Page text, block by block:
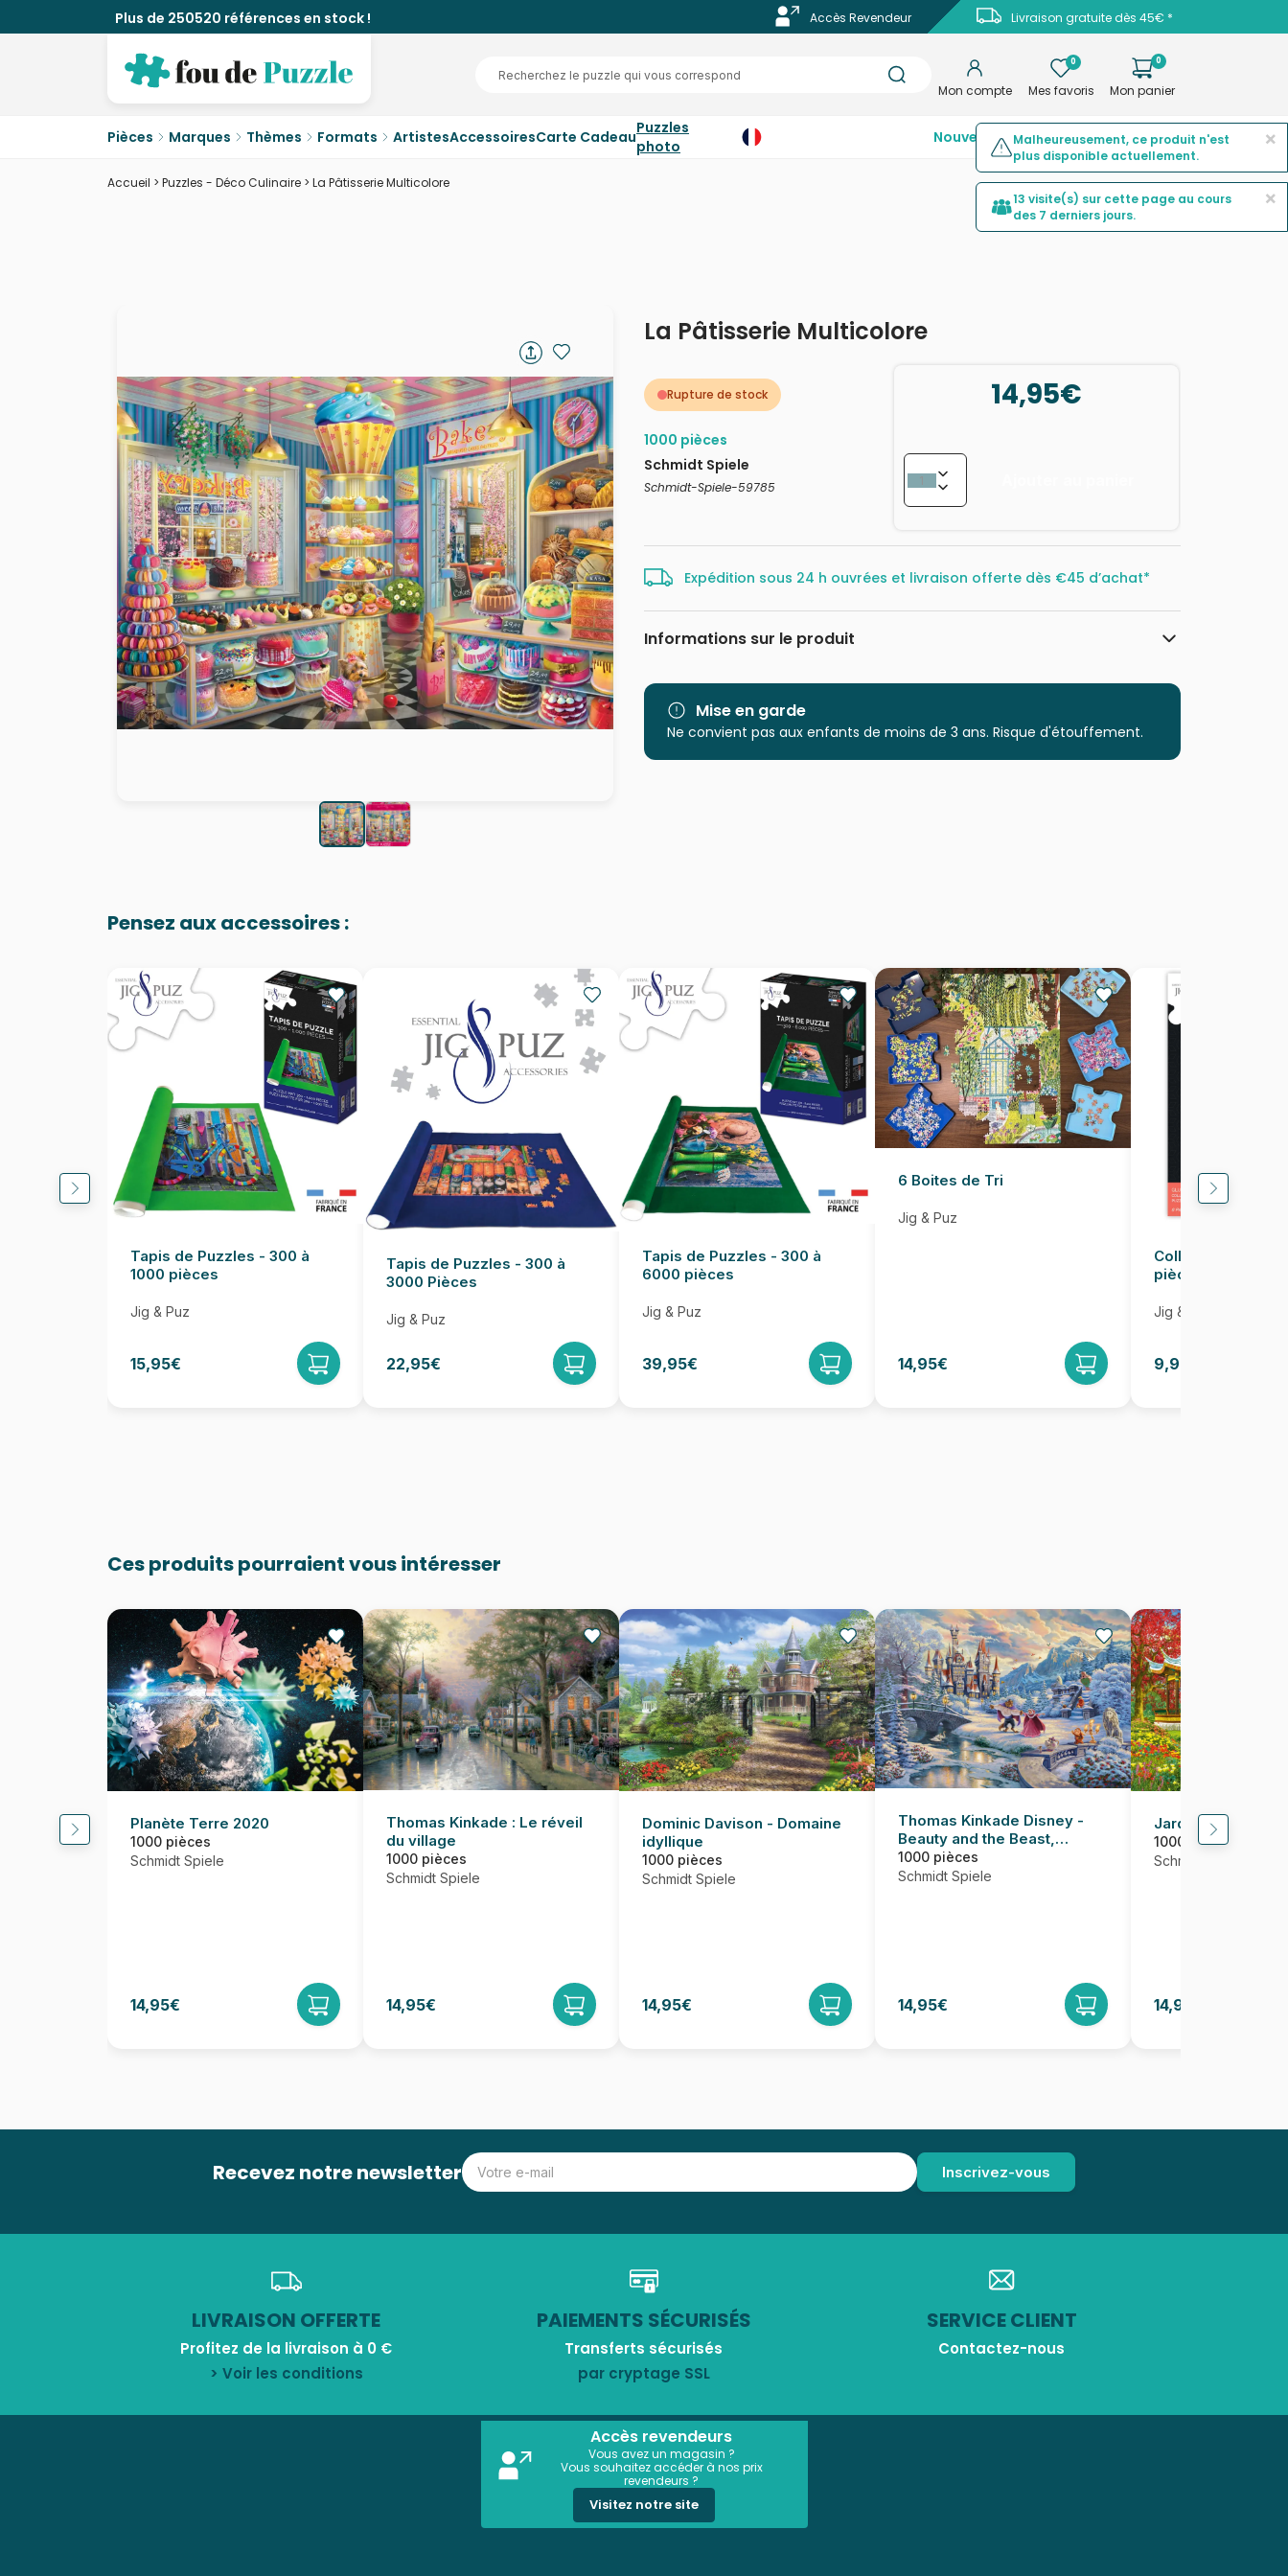
Plus de 250520 références en stock ! Livraison gratuite dès 45€ *
Accès Revendeur
Mon compte
0
Mes favoris
0
Mon panier
Pièces Marques Thèmes Formats ArtistesAccessoiresCarte CadeauPuzzles
photo
NouveautésTop ventesPromotions
Accueil > Puzzles - Déco Culinaire > La Pâtisserie Multicolore
La Pâtisserie Multicolore
Rupture de stock
1000 pièces
Schmidt Spiele
Schmidt-Spiele-59785
14,95€
Expédition sous 24 h ouvrées et livraison offerte dès €45 d’achat*
Informations sur le produit
Catégorie
Age
Puzzle pour Adultes (500 à 48.000
pièces)
Mise en garde
Ne convient pas aux enfants de moins de 3 ans. Risque d'étouffement.
Pensez aux accessoires :
Tapis de Puzzles - 300 à
1000 pièces
Jig & Puz
15,95€
Tapis de Puzzles - 300 à
3000 Pièces
Jig & Puz
22,95€
Tapis de Puzzles - 300 à
6000 pièces
Jig & Puz
39,95€
6 Boites de Tri
Jig & Puz
14,95€
Colle pour Puzzle
pièces
Jig & Puz
9,95€
Ces produits pourraient vous intéresser
Planète Terre 2020
1000 pièces
Schmidt Spiele
14,95€
Thomas Kinkade : Le réveil
du village
1000 pièces
Schmidt Spiele
14,95€
Dominic Davison - Domaine
idyllique
1000 pièces
Schmidt Spiele
14,95€
Thomas Kinkade Disney -
Beauty and the Beast,
Magical Winter Evening
1000 pièces
Schmidt Spiele
14,95€
Jardin Japonais
1000 pièces
Schmidt Spiele
14,95€
Recevez notre newsletter
LIVRAISON OFFERTE
Profitez de la livraison à 0 €
> Voir les conditions
PAIEMENTS SÉCURISÉS
Transferts sécurisés
par cryptage SSL
SERVICE CLIENT
Contactez-nous
Accès revendeurs
Vous avez un magasin ?
Vous souhaitez accéder à nos prix
revendeurs ?
Visitez notre site
×
Malheureusement, ce produit n'est
plus disponible actuellement.
×
13 visite(s) sur cette page au cours
des 7 derniers jours.